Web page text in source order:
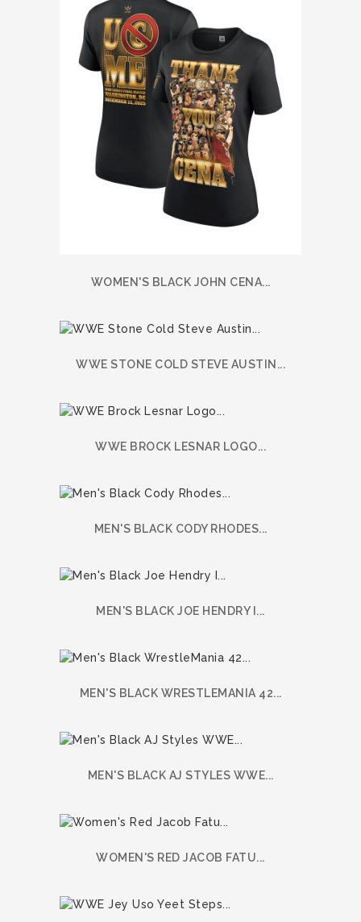
WOMEN'S BLACK JOHN CENA...
WWE STONE COLD STEVE AUSTIN...
WWE BROCK LESNAR LOGO...
MEN'S BLACK CODY RHODES...
MEN'S BLACK JOE HENDRY I...
MEN'S BLACK WRESTLEMANIA 42...
MEN'S BLACK AJ STYLES WWE...
WOMEN'S RED JACOB FATU...